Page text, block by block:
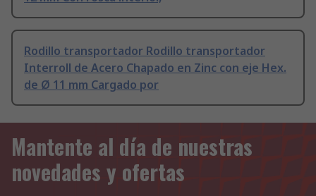
Rodillo transportador Rodillo transportador
Interroll de Acero Chapado en Zinc con eje Hex.
de Ø 11 mm Cargado por
Mantente al día de nuestras
novedades y ofertas